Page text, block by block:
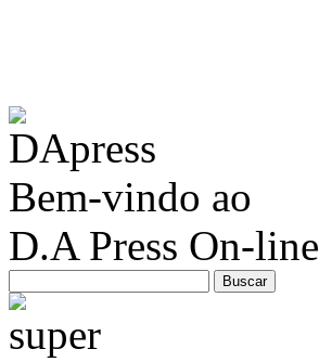
Bem-vindo ao
D.A Press On-line